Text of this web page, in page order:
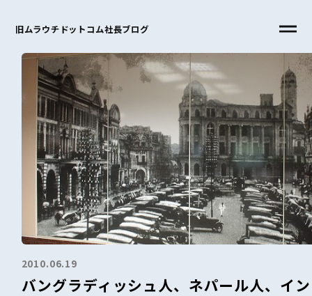
旧ムラウチドットコム社長ブログ
2010.06.19
バングラディッシュ人、ネパール人、イ